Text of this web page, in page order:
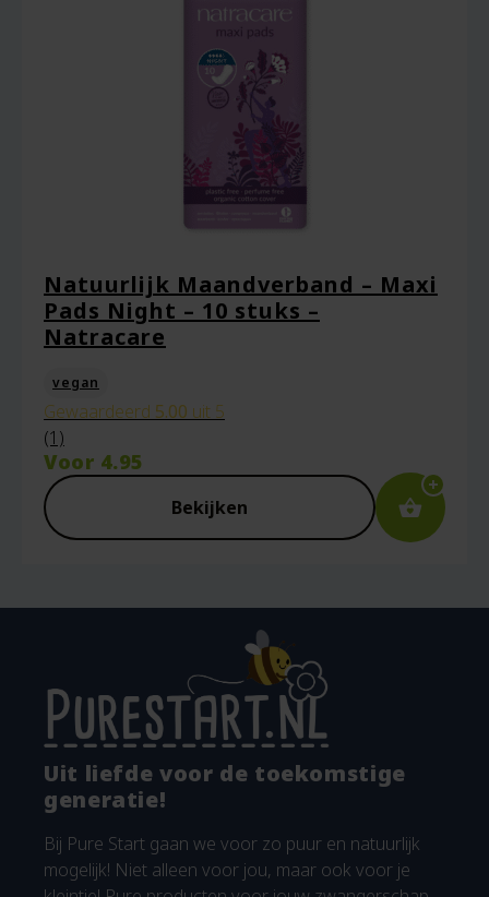
Natuurlijk Maandverband – Maxi
Pads Night – 10 stuks –
Natracare
vegan
Gewaardeerd 5.00 uit 5
(1)
Voor 4.95
Bekijken
Uit liefde voor de toekomstige
generatie!
Bij Pure Start gaan we voor zo puur en natuurlijk
mogelijk! Niet alleen voor jou, maar ook voor je